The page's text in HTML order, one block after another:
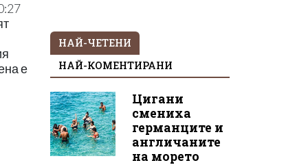
е
НАЙ-ЧЕТЕНИ
НАЙ-КОМЕНТИРАНИ
Цигани
смениха
германците и
англичаните
на морето